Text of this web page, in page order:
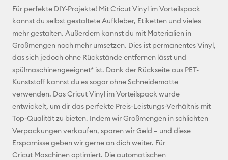
E-Mail-
Adresse
Pinterest
Facebook
Für perfekte DIY-Projekte! Mit Cricut Vinyl im Vorteilspack
kannst du selbst gestaltete Aufkleber, Etiketten und vieles
mehr gestalten. Außerdem kannst du mit Materialien in
Großmengen noch mehr umsetzen. Dies ist permanentes Vinyl,
das sich jedoch ohne Rückstände entfernen lässt und
spülmaschinengeeignet* ist. Dank der Rückseite aus PET-
Kunststoff kannst du es sogar ohne Schneidematte
verwenden. Das Cricut Vinyl im Vorteilspack wurde
entwickelt, um dir das perfekte Preis-Leistungs-Verhältnis mit
Top-Qualität zu bieten. Indem wir Großmengen in schlichten
Verpackungen verkaufen, sparen wir Geld – und diese
Ersparnisse geben wir gerne an dich weiter. Für
Cricut Maschinen optimiert. Die automatischen